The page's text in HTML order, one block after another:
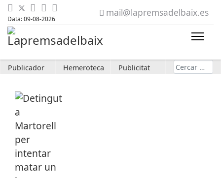
Data: 09-08-2026
mail@lapremsadelbaix.es
Publicador Hemeroteca Publicitat Cerca